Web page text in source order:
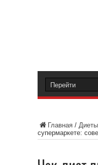
Главная / Диеты
супермаркете: